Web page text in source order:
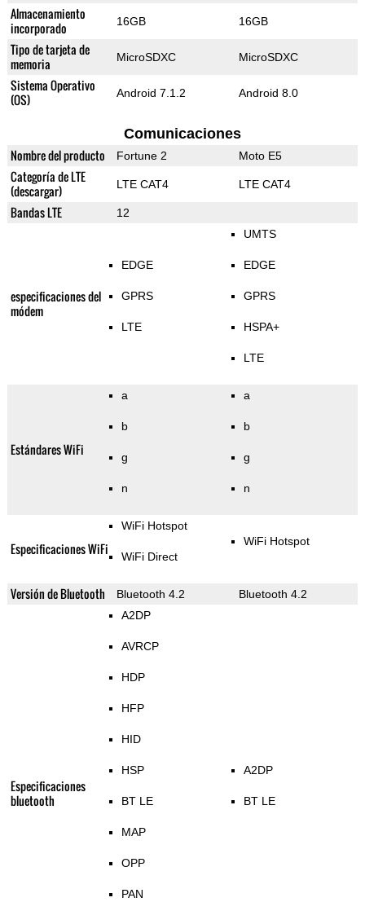
Almacenamiento
incorporado
16GB 16GB
Tipo de tarjeta de
memoria
MicroSDXC MicroSDXC
Sistema Operativo
(OS)
Android 7.1.2 Android 8.0
Comunicaciones
Nombre del producto Fortune 2 Moto E5
Categoría de LTE
(descargar)
LTE CAT4 LTE CAT4
Bandas LTE 12
especificaciones del
módem
EDGE
GPRS
LTE
UMTS
EDGE
GPRS
HSPA+
LTE
Estándares WiFi
a
b
g
n
a
b
g
n
Especificaciones WiFi
WiFi Hotspot
WiFi Direct
WiFi Hotspot
Versión de Bluetooth Bluetooth 4.2 Bluetooth 4.2
Especificaciones
bluetooth
A2DP
AVRCP
HDP
HFP
HID
HSP
BT LE
MAP
OPP
PAN
A2DP
BT LE